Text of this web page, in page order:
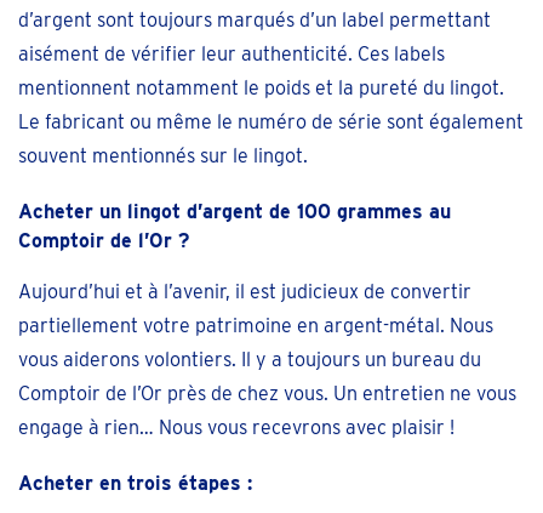
d’argent sont toujours marqués d’un label permettant
aisément de vérifier leur authenticité. Ces labels
mentionnent notamment le poids et la pureté du lingot.
Le fabricant ou même le numéro de série sont également
souvent mentionnés sur le lingot.
Acheter un lingot d’argent de 100 grammes au
Comptoir de l’Or ?
Aujourd’hui et à l’avenir, il est judicieux de convertir
partiellement votre patrimoine en argent-métal. Nous
vous aiderons volontiers. Il y a toujours un bureau du
Comptoir de l’Or près de chez vous. Un entretien ne vous
engage à rien… Nous vous recevrons avec plaisir !
Acheter en trois étapes :